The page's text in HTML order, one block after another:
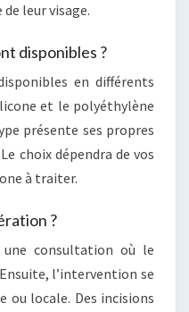
leur visage.
disponibles ?
en différents
et le polyéthylène
présente ses propres
choix dépendra de vos
à traiter.
?
une consultation où le
l’intervention se
ou locale. Des incisions